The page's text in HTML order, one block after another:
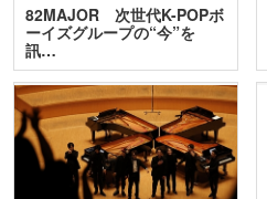
82MAJOR 次世代K-POPボ
ーイズグループの“今”を
訊…